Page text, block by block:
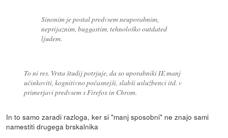
Sinonim je postal predvsem neuporabnim,
neprijaznim, buggastim, tehnološko outdated
ljudem.
To ni res. Vrsta študij potrjuje, da so uporabniki IE manj
učinkoviti, kognitivno počasnejši, slabši uslužbenci itd. v
primerjavi predvsem s Firefox in Chrom.
In to samo zaradi razloga, ker si "manj sposobni" ne znajo sami
namestiti drugega brskalnika